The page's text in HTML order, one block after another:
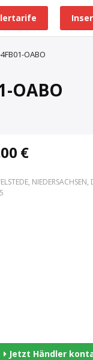
OABO
OABO
€
NIEDERSACHSEN,
Jetzt Händler